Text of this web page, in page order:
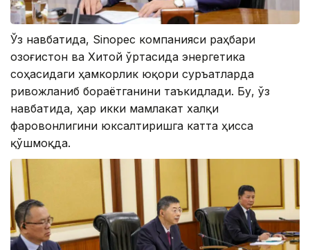
Ўз навбатида, Sinopec компанияси раҳбари
Қозоғистон ва Хитой ўртасида энергетика
соҳасидаги ҳамкорлик юқори суръатларда
ривожланиб бораётганини таъкидлади. Бу, ўз
навбатида, ҳар икки мамлакат халқи
фаровонлигини юксалтиришга катта ҳисса
қўшмоқда.